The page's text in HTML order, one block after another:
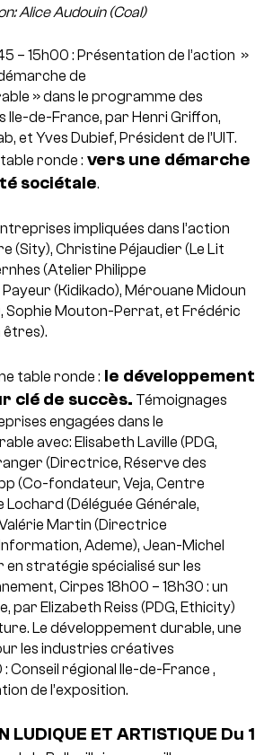
Alice Audouin (Coal)
– 15h00 : Présentation de l’action »
de
» dans le programme des
Ile-de-France, par Henri Griffon,
et Yves Dubief, Président de l’UIT.
table ronde : vers une démarche
sociétale.
impliquées dans l’action
(Sity), Christine Péjaudier (Le Lit
(Atelier Philippe
(Kidikado), Mérouane Midoun
Sophie Mouton-Perrat, et Frédéric
êtres).
table ronde : le développement
clé de succès. Témoignages
engagées dans le
avec: Elisabeth Laville (PDG,
(Directrice, Réserve des
(Co-fondateur, Veja, Centre
Lochard (Déléguée Générale,
Martin (Directrice
Ademe), Jean-Michel
en stratégie spécialisé sur les
Cirpes 18h00 – 18h30 : un
par Elizabeth Reiss (PDG, Ethicity)
Le développement durable, une
les industries créatives
: Conseil régional Ile-de-France ,
de l’exposition.
LUDIQUE ET ARTISTIQUE Du 1